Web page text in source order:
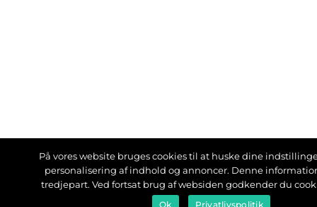
På vores website bruges cookies til at huske dine
personalisering af indhold og annoncer. Denne
tredjepart. Ved fortsat brug af websiden godkender du
Ok Privatlivspolitik